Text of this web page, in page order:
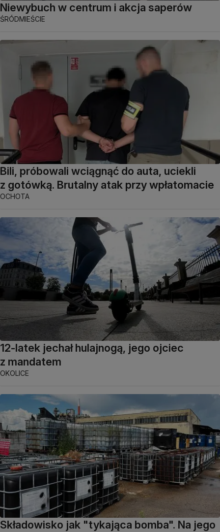
Niewybuch w centrum i akcja saperów
ŚRÓDMIEŚCIE
Bili, próbowali wciągnąć do auta, uciekli
z gotówką. Brutalny atak przy wpłatomacie
OCHOTA
12-latek jechał hulajnogą, jego ojciec
z mandatem
OKOLICE
Składowisko jak "tykająca bomba". Na jego